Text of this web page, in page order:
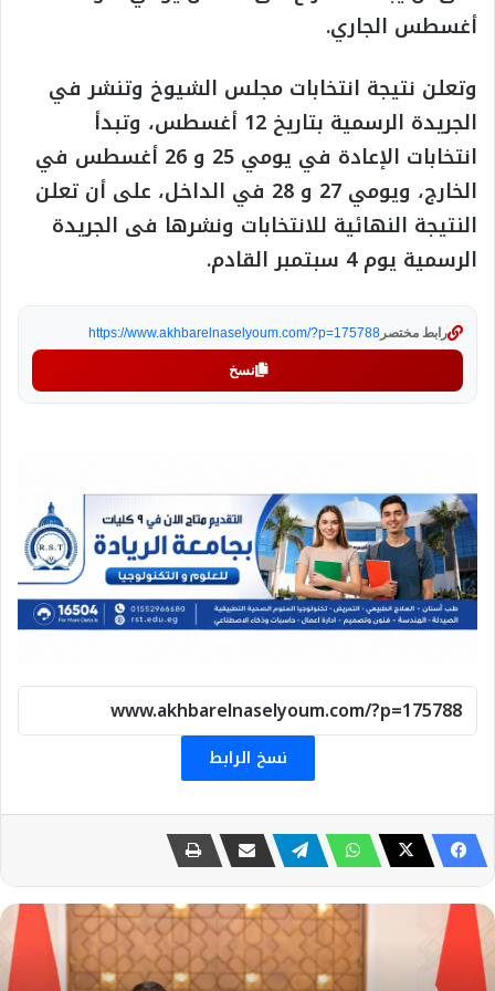
أغسطس الجاري.
وتعلن نتيجة انتخابات مجلس الشيوخ وتنشر في
الجريدة الرسمية بتاريخ 12 أغسطس، وتبدأ
انتخابات الإعادة في يومي 25 و 26 أغسطس في
الخارج، ويومي 27 و 28 في الداخل، على أن تعلن
النتيجة النهائية للانتخابات ونشرها فى الجريدة
الرسمية يوم 4 سبتمبر القادم.
رابط مختصر https://www.akhbarelnaselyoum.com/?p=175788
نسخ
نسخ الرابط